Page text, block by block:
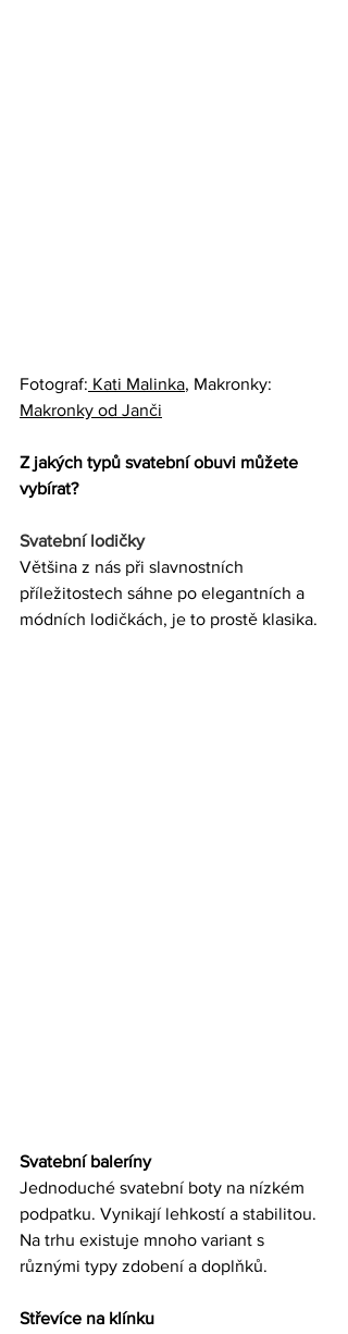
Fotograf: Kati Malinka, Makronky:
Makronky od Janči
Z jakých typů svatební obuvi můžete
vybírat?
Svatební lodičky
Většina z nás při slavnostních
příležitostech sáhne po elegantních a
módních lodičkách, je to prostě klasika.
Svatební baleríny
Jednoduché svatební boty na nízkém
podpatku. Vynikají lehkostí a stabilitou.
Na trhu existuje mnoho variant s
různými typy zdobení a doplňků.
Střevíce na klínku